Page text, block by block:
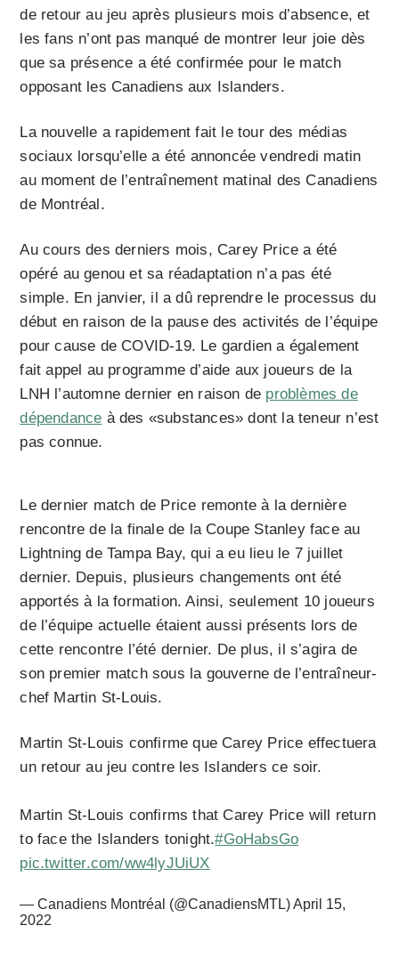
de retour au jeu après plusieurs mois d’absence, et
les fans n’ont pas manqué de montrer leur joie dès
que sa présence a été confirmée pour le match
opposant les Canadiens aux Islanders.
La nouvelle a rapidement fait le tour des médias
sociaux lorsqu’elle a été annoncée vendredi matin
au moment de l’entraînement matinal des Canadiens
de Montréal.
Au cours des derniers mois, Carey Price a été
opéré au genou et sa réadaptation n’a pas été
simple. En janvier, il a dû reprendre le processus du
début en raison de la pause des activités de l’équipe
pour cause de COVID-19. Le gardien a également
fait appel au programme d’aide aux joueurs de la
LNH l’automne dernier en raison de problèmes de
dépendance à des «substances» dont la teneur n’est
pas connue.
Le dernier match de Price remonte à la dernière
rencontre de la finale de la Coupe Stanley face au
Lightning de Tampa Bay, qui a eu lieu le 7 juillet
dernier. Depuis, plusieurs changements ont été
apportés à la formation. Ainsi, seulement 10 joueurs
de l’équipe actuelle étaient aussi présents lors de
cette rencontre l’été dernier. De plus, il s’agira de
son premier match sous la gouverne de l’entraîneur-
chef Martin St-Louis.
Martin St-Louis confirme que Carey Price effectuera
un retour au jeu contre les Islanders ce soir.
Martin St-Louis confirms that Carey Price will return
to face the Islanders tonight.#GoHabsGo
pic.twitter.com/ww4lyJUiUX
— Canadiens Montréal (@CanadiensMTL)April 15,
2022